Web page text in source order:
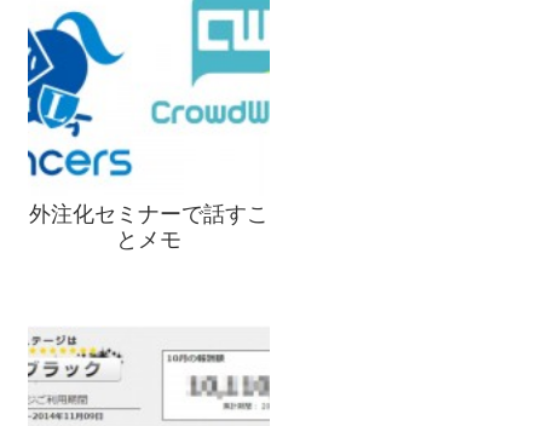
外注化セミナーで話すこ
とメモ